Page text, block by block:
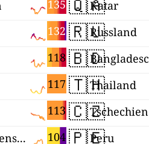
135
132
118
117
113
104
Palästinensische Autonomiegebiete
🇶🇦Katar
🇷🇺Russland
🇧🇩
🇹🇭Thailand
🇨🇿Tschechien
🇵🇪
Peru